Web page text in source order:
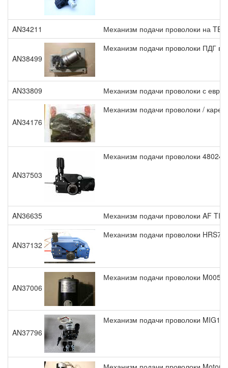
AN34211 Механизм подачи проволоки на
AN38499
Механизм подачи проволоки ПДГ в
AN33809 Механизм подачи проволоки с
AN34176
Механизм подачи проволоки /
AN37503
Механизм подачи проволоки
AN36635 Механизм подачи проволоки AF
AN37132
Механизм подачи проволоки
AN37006
Механизм подачи проволоки
AN37796
Механизм подачи проволоки